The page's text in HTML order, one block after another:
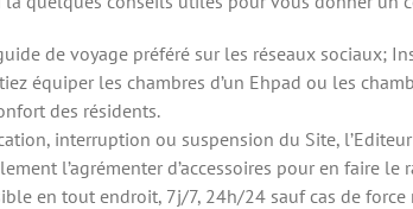
de voyage préféré sur les réseaux sociaux;
équiper les chambres d’un Ehpad ou les
des résidents.
interruption ou suspension du Site,
l’agrémenter d’accessoires pour en faire le
en tout endroit, 7j/7, 24h/24 sauf cas de